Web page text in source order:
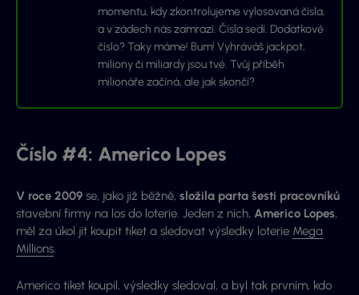
momentu, kdy zkontrolujeme vylosovaná čísla,
a v zádech nás zamrazí. Čísla sedí. Dodatkové
číslo? Taky máme! Bum! Vyhráváš jackpot,
miliony či miliardy jsou tvé. Tvůj příběh
milionáře začíná, ale jak skončí?
Číslo #4: Americo Lopes
V roce 2009 se, jako již běžně, složila parta šesti pracovníků
stavební firmy na los do loterie. Jeden z nich, Americo Lopes,
měl za úkol jít koupit tiket a sledovat výsledky loterie Mega
Millions.
Americo tiket koupil, výsledky sledoval, a byl tak prvním, kdo